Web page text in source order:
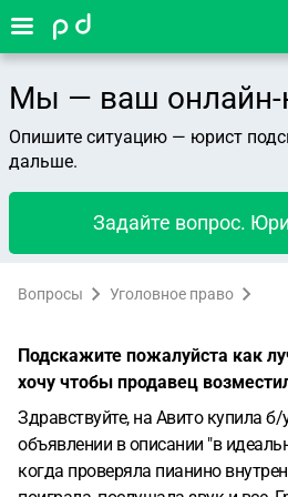
Мы — ваш онлайн-
Опишите ситуацию — юрист
дальше.
Задайте вопрос.
Вопросы Уголовное право
Подскажите пожалуйста как
хочу чтобы продавец
Здравствуйте, на Авито купила
объявлении в описании "в
когда проверяла пианино